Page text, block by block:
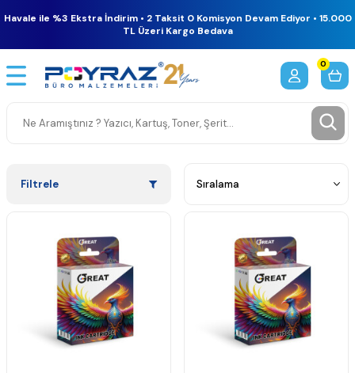
Havale ile %3 Ekstra İndirim • 2 Taksit 0 Komisyon Devam Ediyor • 15.000
TL Üzeri Kargo Bedava
0
Filtrele